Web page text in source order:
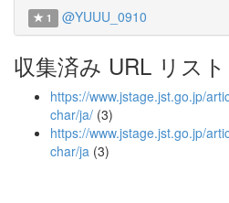
1 @YUUU_0910
収集済み URL リスト
https://www.jstage.jst.go.jp/
char/ja/ (3)
https://www.jstage.jst.go.jp/
char/ja (3)